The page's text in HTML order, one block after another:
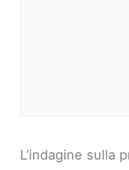
L’indagine sulla